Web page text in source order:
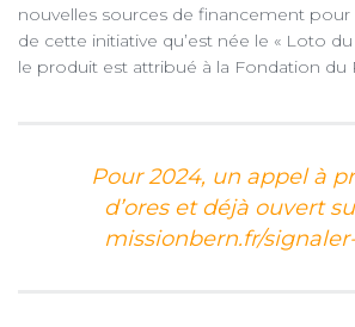
nouvelles sources de financement pour
de cette initiative qu’est née le « Loto
le produit est attribué à la Fondation du
Pour 2024, un appel à
d’ores et déjà ouvert
missionbern.fr/